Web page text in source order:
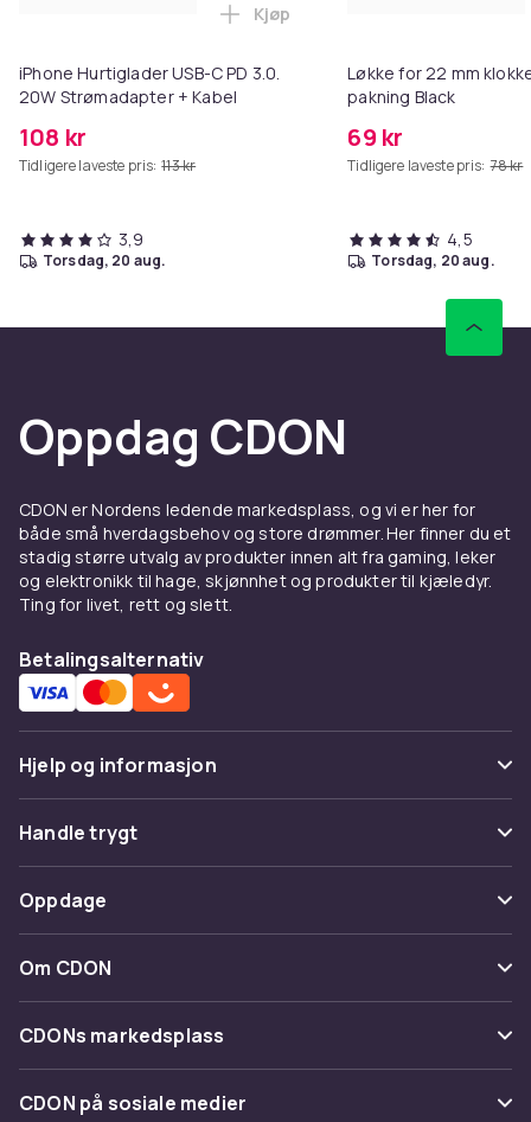
iPhone Hurtiglader USB-C PD 3.0.
20W Strømadapter + Kabel
108 kr
Tidligere laveste pris: 113 kr
Legg iPhone Hurtiglader USB-C
Kjøp
3,9
torsdag, 20 aug.
Løkke for 22 mm
pakning Black
69 kr
Tidligere laveste pris: 78 kr
4,5
torsdag, 20 aug.
Oppdag CDON
CDON er Nordens ledende markedsplass, og vi er her for
både små hverdagsbehov og store drømmer. Her finner du et
stadig større utvalg av produkter innen alt fra gaming, leker
og elektronikk til hage, skjønnhet og produkter til kjæledyr.
Ting for livet, rett og slett.
Betalingsalternativ
Hjelp og informasjon
Vanlige spørsmål
Spor pakke
Angre & returner her
Kontakt oss
Handle trygt
Betaling
Levering
Tilbakekallinger
Oppdage
Kategorier
Varemerker
Om CDON
Om oss
Kundeanmeldelser
CDONs markedsplass
Merchant Help Center
CDON på sosiale medier